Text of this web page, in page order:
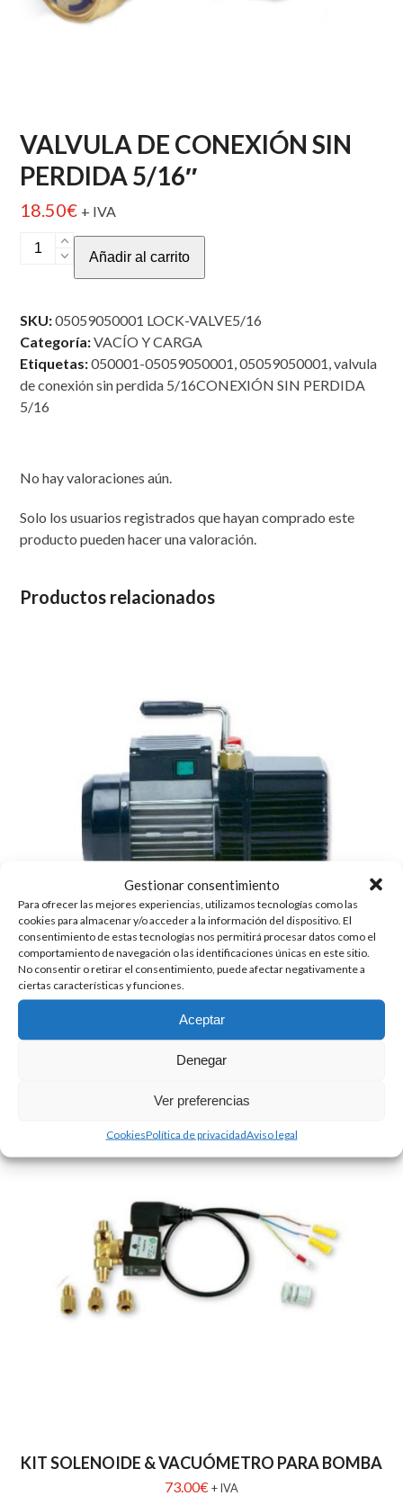
Gestionar consentimiento
Para ofrecer las mejores experiencias, utilizamos tecnologías como las
cookies para almacenar y/o acceder a la información del dispositivo. El
consentimiento de estas tecnologías nos permitirá procesar datos como el
comportamiento de navegación o las identificaciones únicas en este sitio.
No consentir o retirar el consentimiento, puede afectar negativamente a
ciertas características y funciones.
Aceptar
Denegar
Ver preferencias
CookiesPolítica de privacidadAviso legal
VALVULA DE CONEXIÓN SIN
PERDIDA 5/16″
18.50€ + IVA
VALVULA
PERDIDA
5/16"
cantidad
Añadir al carrito
SKU:05059050001 LOCK-VALVE5/16
Categoría:VACÍO Y CARGA
Etiquetas:050001-05059050001,05059050001,valvula
de conexión sin perdida 5/16CONEXIÓN SIN PERDIDA
5/16
No hay valoraciones aún.
Solo los usuarios registrados que hayan comprado este
producto pueden hacer una valoración.
Productos relacionados
BOMBA ALTO VACÍO DOBLE EFECTO LINEA
PROFESIONAL RS9D
598.00€+ IVA
KIT SOLENOIDE & VACUÓMETRO PARA BOMBA
73.00€ + IVA